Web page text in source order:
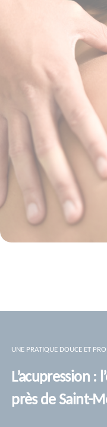
UNE PRATIQUE DOUCE ET
L’acupression
près de Saint-